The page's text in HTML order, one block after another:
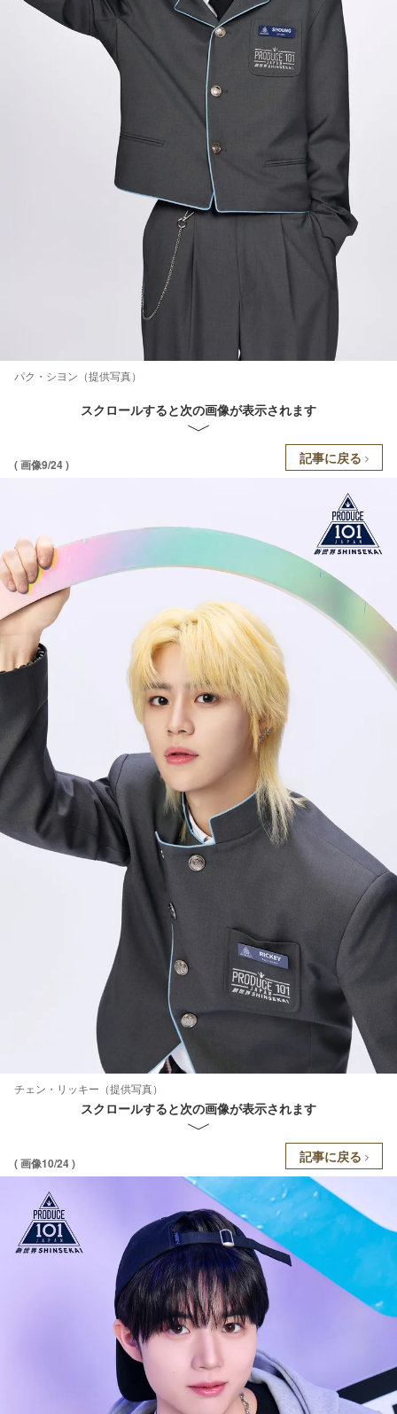
パク・シヨン（提供写真）
スクロールすると次の画像が表示されます
( 画像9/24 ) 記事に戻る
チェン・リッキー（提供写真）
スクロールすると次の画像が表示されます
( 画像10/24 ) 記事に戻る